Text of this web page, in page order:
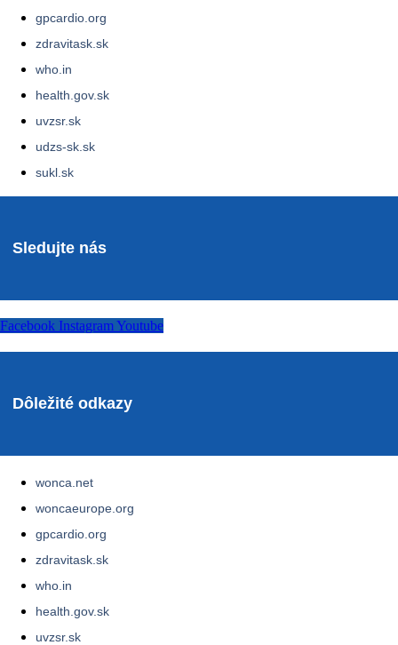
gpcardio.org
zdravitask.sk
who.in
health.gov.sk
uvzsr.sk
udzs-sk.sk
sukl.sk
Sledujte nás
Facebook Instagram Youtube
Dôležité odkazy
wonca.net
woncaeurope.org
gpcardio.org
zdravitask.sk
who.in
health.gov.sk
uvzsr.sk